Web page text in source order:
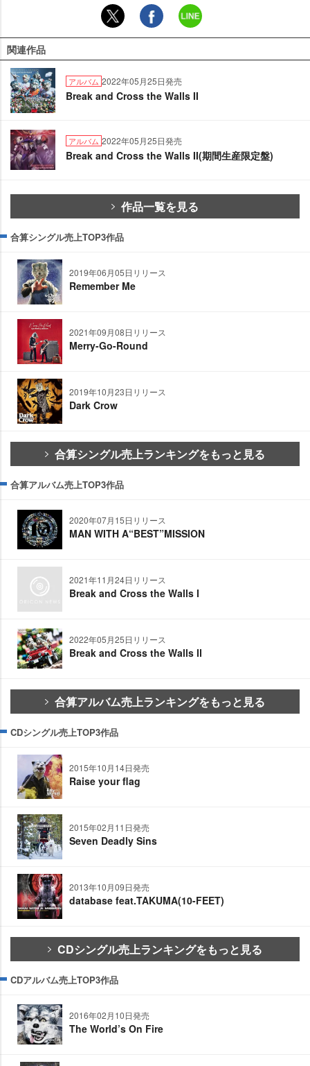
関連作品
アルバム 2022年05月25日発売
Break and Cross the Walls II
アルバム 2022年05月25日発売
Break and Cross the Walls II(期間生産限定盤)
作品一覧を見る
合算シングル売上TOP3作品
2019年06月05日リリース
Remember Me
2021年09月08日リリース
Merry-Go-Round
2019年10月23日リリース
Dark Crow
合算シングル売上ランキングをもっと見る
合算アルバム売上TOP3作品
2020年07月15日リリース
MAN WITH A“BEST”MISSION
2021年11月24日リリース
Break and Cross the Walls Ⅰ
2022年05月25日リリース
Break and Cross the Walls Ⅱ
合算アルバム売上ランキングをもっと見る
CDシングル売上TOP3作品
2015年10月14日発売
Raise your flag
2015年02月11日発売
Seven Deadly Sins
2013年10月09日発売
database feat.TAKUMA(10-FEET)
CDシングル売上ランキングをもっと見る
CDアルバム売上TOP3作品
2016年02月10日発売
The World’s On Fire